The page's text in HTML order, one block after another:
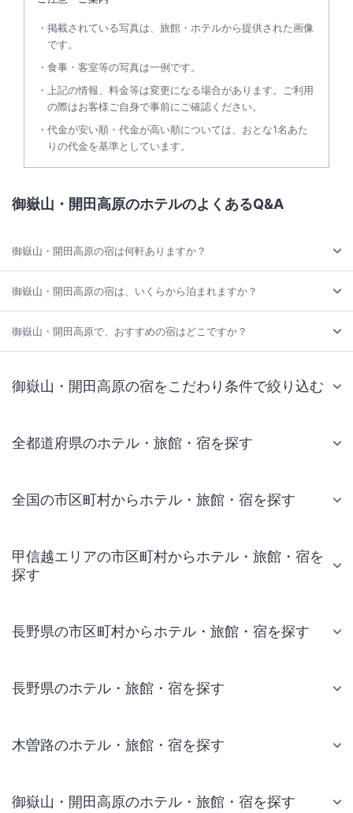
掲載されている写真は、旅館・ホテルから提供された画像
です。
食事・客室等の写真は一例です。
上記の情報、料金等は変更になる場合があります。ご利用
の際はお客様ご自身で事前にご確認ください。
代金が安い順・代金が高い順については、おとな1名あた
りの代金を基準としています。
御嶽山・開田高原のホテルのよくあるQ&A
御嶽山・開田高原の宿は何軒ありますか？
御嶽山・開田高原の宿は、いくらから泊まれますか？
御嶽山・開田高原で、おすすめの宿はどこですか？
御嶽山・開田高原の宿をこだわり条件で絞り込む
全都道府県のホテル・旅館・宿を探す
全国の市区町村からホテル・旅館・宿を探す
甲信越エリアの市区町村からホテル・旅館・宿を
探す
長野県の市区町村からホテル・旅館・宿を探す
長野県のホテル・旅館・宿を探す
木曽路のホテル・旅館・宿を探す
御嶽山・開田高原のホテル・旅館・宿を探す